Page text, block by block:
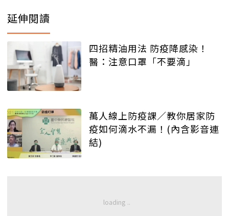
延伸閱讀
四招精油用法 防疫降感染！
醫：注意口罩「不要滴」
萬人線上防疫課／教你居家防
疫如何滴水不漏！(內含影音連
結)